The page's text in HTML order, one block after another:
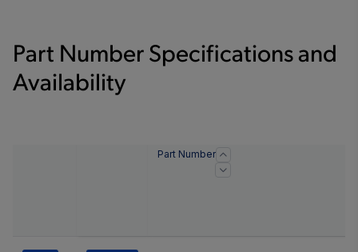
Part Number Specifications and
Availability
Part Number